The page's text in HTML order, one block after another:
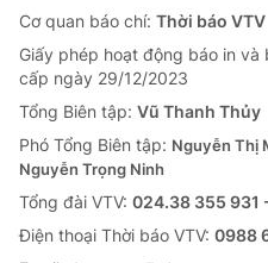
Cơ quan báo chí: Thời báo VTV
Giấy phép hoạt động báo in
cấp ngày 29/12/2023
Tổng Biên tập: Vũ Thanh Thủy
Phó Tổng Biên tập: Nguyễn Thị
Nguyễn Trọng Ninh
Tổng đài VTV: 024.38 355 931
Ðiện thoại Thời báo VTV: 0988